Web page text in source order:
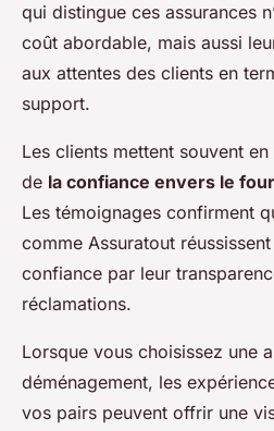
qui distingue ces assurances
coût abordable, mais aussi
aux attentes des clients en
support.
Les clients mettent souvent
de la confiance envers le
Les témoignages confirment
comme Assuratout
confiance par leur
réclamations.
Lorsque vous choisissez une
déménagement, les
vos pairs peuvent offrir une